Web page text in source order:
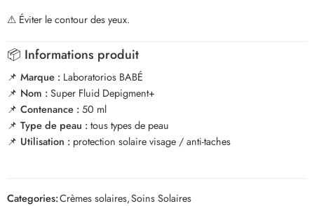
⚠ Éviter le contour des yeux.
📦 Informations produit
📌 Marque : Laboratorios BABÉ
📌 Nom :Super Fluid Depigment+
📌 Contenance :50 ml
📌 Type de peau :tous types de peau
📌 Utilisation : protection solaire visage / anti-taches
Categories:Crèmes solaires,Soins Solaires